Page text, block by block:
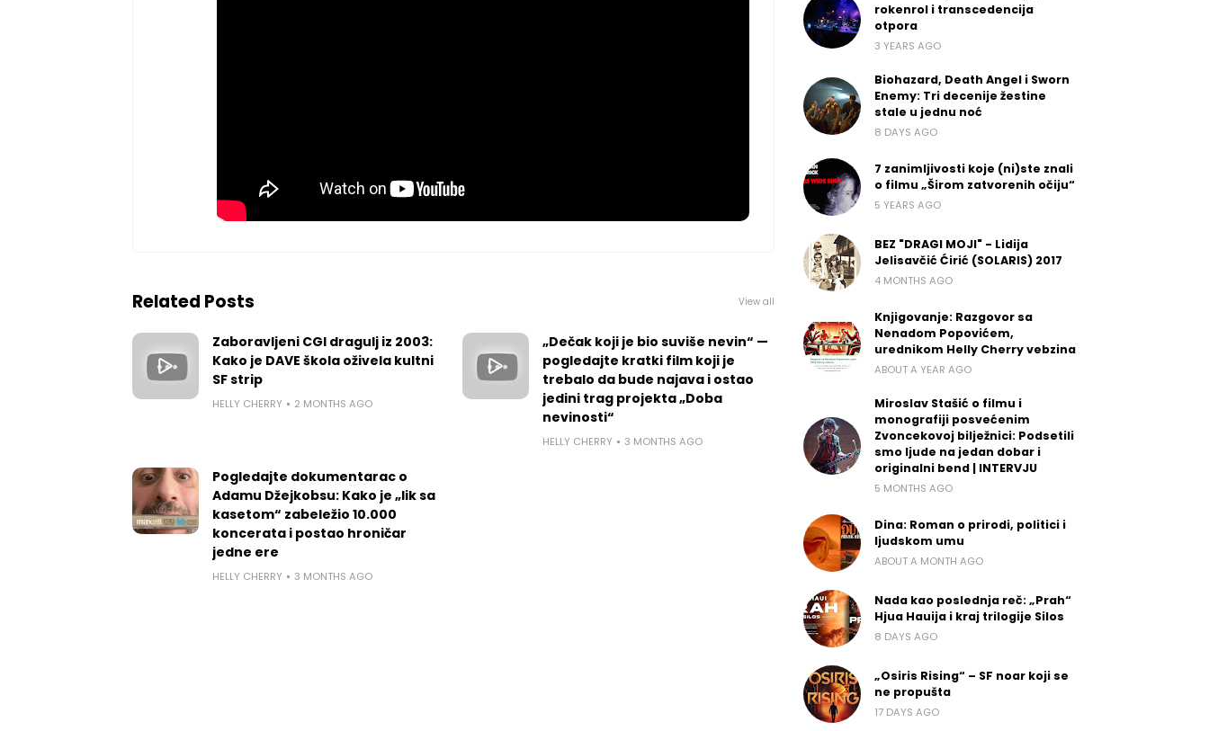
Related Posts View all
Zaboravljeni CGI dragulj iz 2003:
Kako je DAVE škola oživela kultni
SF strip
HELLY CHERRY 2 MONTHS AGO
„Dečak koji je bio suviše nevin“ —
pogledajte kratki film koji je
trebalo da bude najava i ostao
jedini trag projekta „Doba
nevinosti“
HELLY CHERRY 3 MONTHS AGO
Pogledajte dokumentarac o
Adamu Džejkobsu: Kako je „lik sa
kasetom“ zabeležio 10.000
koncerata i postao hroničar
jedne ere
HELLY CHERRY 3 MONTHS AGO
rokenrol i transcedencija
otpora
3 YEARS AGO
Biohazard, Death Angel i Sworn
Enemy: Tri decenije žestine
stale u jednu noć
8 DAYS AGO
7 zanimljivosti koje (ni)ste znali
o filmu „Širom zatvorenih očiju“
5 YEARS AGO
BEZ "DRAGI MOJI" - Lidija
Jelisavčić Ćirić (SOLARIS) 2017
4 MONTHS AGO
Knjigovanje: Razgovor sa
Nenadom Popovićem,
urednikom Helly Cherry vebzina
ABOUT A YEAR AGO
Miroslav Stašić o filmu i
monografiji posvećenim
Zvoncekovoj bilježnici: Podsetili
smo ljude na jedan dobar i
originalni bend | INTERVJU
5 MONTHS AGO
Dina: Roman o prirodi, politici i
ljudskom umu
ABOUT A MONTH AGO
Nada kao poslednja reč: „Prah“
Hjua Hauija i kraj trilogije Silos
8 DAYS AGO
„Osiris Rising“ – SF noar koji se
ne propušta
17 DAYS AGO